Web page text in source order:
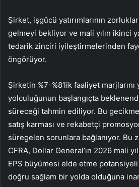
Şirket, işgücü yatırımlarının
gelmeyi bekliyor ve mali yılın ikinci
tedarik zinciri iyileştirmelerinden
öngörüyor.
Şirketin %7-%8’lik faaliyet
yolculuğunun başlangıçta
süreceği tahmin ediliyor. Bu
satış karması ve rekabetçi
süregelen sorunlara bağlanıyor. Bu
CFRA, Dollar General’ın 2026 mali
EPS büyümesi elde etme
doğru sağlam bir yolda olduğuna